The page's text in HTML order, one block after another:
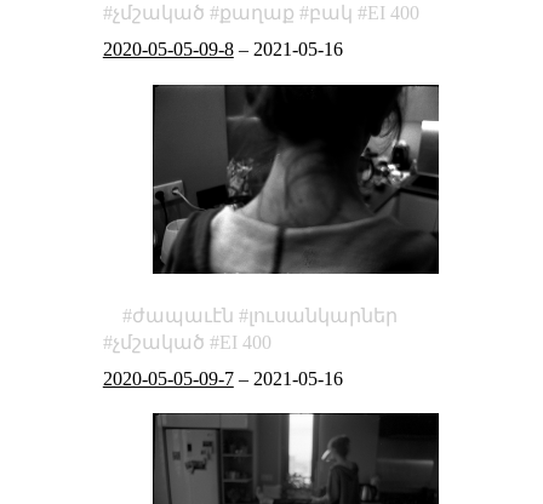
չմշակած
քաղաք բակ
EI 400
2020-05-05-09-8– 2021-05-16
ժապաւէն
լուսանկարներ
չմշակած
EI 400
2020-05-05-09-7– 2021-05-16